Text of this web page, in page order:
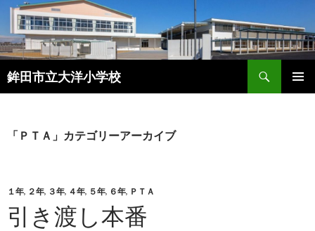
鉾田市立大洋小学校
検
索
ン
キ
ッ
プ
「ＰＴＡ」カテゴリーアーカイブ
１年, ２年, ３年, ４年, ５年, ６年, ＰＴＡ
引き渡し本番